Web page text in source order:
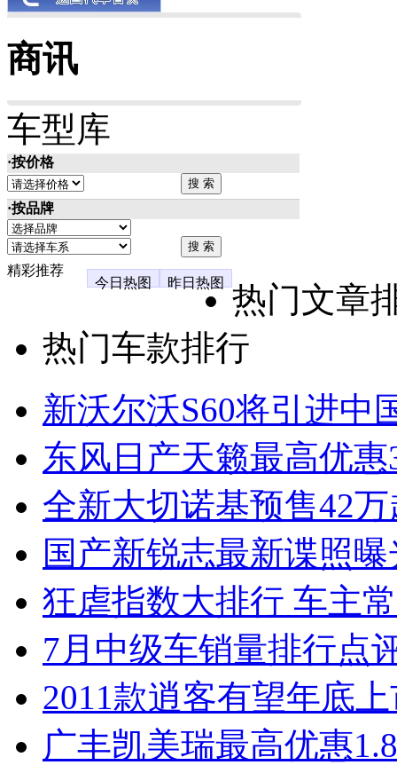
商讯
车型库
·按价格
·按品牌
精彩推荐
今日热图
昨日热图
热门文章
热门车款排行
新沃尔沃S60将引进中
东风日产天籁最高优
全新大切诺基预售42
国产新锐志最新谍照
狂虐指数大排行 车主
7月中级车销量排行点
2011款逍客有望年底
广丰凯美瑞最高优惠